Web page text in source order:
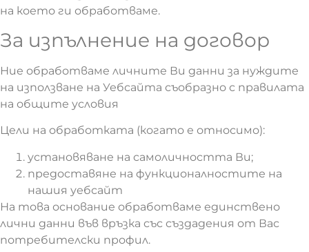
на което ги обработваме.
За изпълнение на договор
Ние обработваме личните Ви данни за нуждите
на използване на Уебсайта съобразно с правилата
на общите условия
Цели на обработката (когато е относимо):
установяване на самоличността Ви;
предоставяне на функционалностите на
нашия уебсайт
На това основание обработваме единствено
лични данни във връзка със създадения от Вас
потребителски профил.